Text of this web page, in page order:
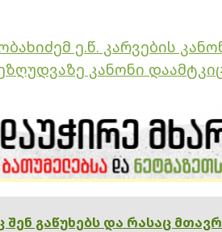
ე.წ. კარვების
კანონი
შენ გაწუხებს და რასაც